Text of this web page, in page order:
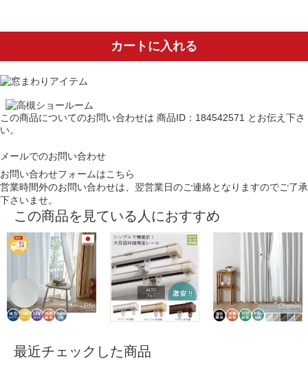
カートに入れる
この商品についてのお問い合わせは 商品ID：184542571 とお伝え下さ
い。
メールでのお問い合わせ
お問い合わせフォームはこちら
営業時間外のお問い合わせは、翌営業日のご連絡となりますのでご了承
下さいませ。
この商品を見ている人におすすめ
最近チェックした商品